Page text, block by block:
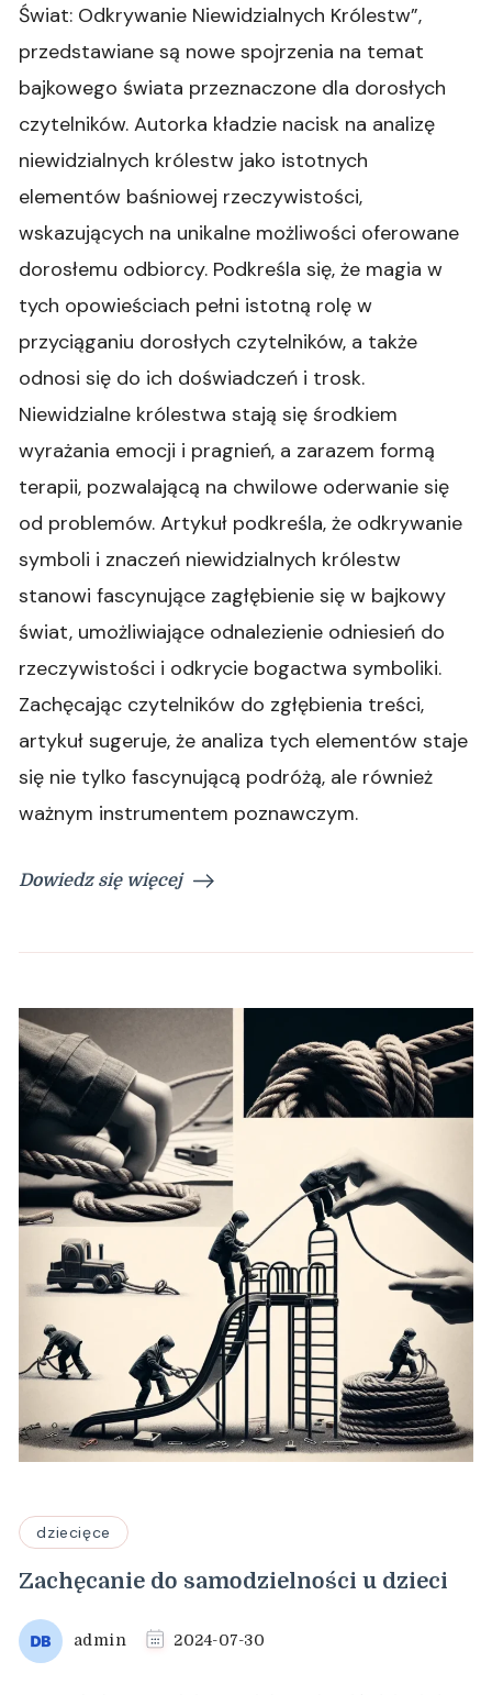
Świat: Odkrywanie Niewidzialnych Królestw”,
przedstawiane są nowe spojrzenia na temat
bajkowego świata przeznaczone dla dorosłych
czytelników. Autorka kładzie nacisk na analizę
niewidzialnych królestw jako istotnych
elementów baśniowej rzeczywistości,
wskazujących na unikalne możliwości oferowane
dorosłemu odbiorcy. Podkreśla się, że magia w
tych opowieściach pełni istotną rolę w
przyciąganiu dorosłych czytelników, a także
odnosi się do ich doświadczeń i trosk.
Niewidzialne królestwa stają się środkiem
wyrażania emocji i pragnień, a zarazem formą
terapii, pozwalającą na chwilowe oderwanie się
od problemów. Artykuł podkreśla, że odkrywanie
symboli i znaczeń niewidzialnych królestw
stanowi fascynujące zagłębienie się w bajkowy
świat, umożliwiające odnalezienie odniesień do
rzeczywistości i odkrycie bogactwa symboliki.
Zachęcając czytelników do zgłębienia treści,
artykuł sugeruje, że analiza tych elementów staje
się nie tylko fascynującą podróżą, ale również
ważnym instrumentem poznawczym.
Dowiedz się więcej
dziecięce
Zachęcanie do samodzielności u dzieci
admin 2024-07-30